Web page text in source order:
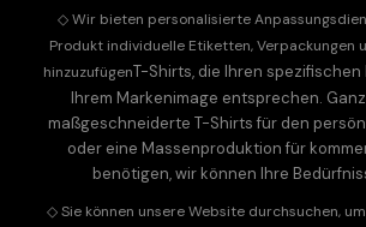
◇Wir bieten personalisierte
Produkt individuelle Etiketten, Verpackungen
hinzuzufügenT-Shirts, die Ihren
Ihrem Markenimage entsprechen.
maßgeschneiderte T-Shirts für den
oder eine Massenproduktion für
benötigen, wir können Ihre
◇ Sie können unsere Website durchsuchen,